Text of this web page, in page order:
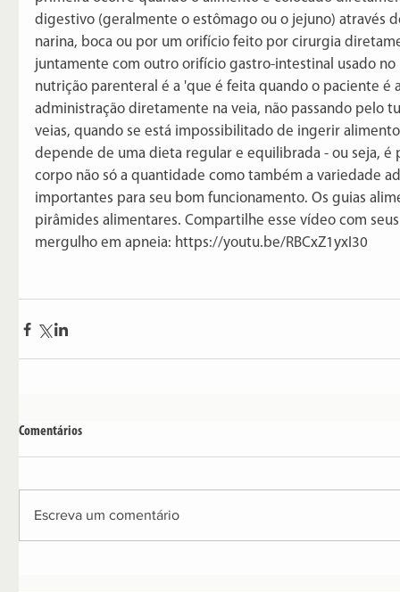
digestivo (geralmente o estômago ou o jejuno) através
narina, boca ou por um orifício feito por cirurgia
juntamente com outro orifício gastro-intestinal usado
nutrição parenteral é a 'que é feita quando o paciente
administração diretamente na veia, não passando pelo
veias, quando se está impossibilitado de ingerir
depende de uma dieta regular e equilibrada - ou seja, é
corpo não só a quantidade como também a variedade
importantes para seu bom funcionamento. Os guias
pirâmides alimentares. Compartilhe esse vídeo com
mergulho em apneia: https://youtu.be/RBCxZ1yxI30
Comentários
Escreva um comentário